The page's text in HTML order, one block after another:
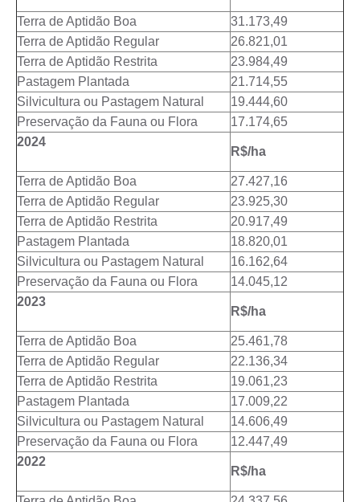
Terra de Aptidão Boa
31.173,49
Terra de Aptidão Regular
26.821,01
Terra de Aptidão Restrita
23.984,49
Pastagem Plantada
21.714,55
Silvicultura ou Pastagem Natural
19.444,60
Preservação da Fauna ou Flora
17.174,65
2024
R$/ha
Terra de Aptidão Boa
27.427,16
Terra de Aptidão Regular
23.925,30
Terra de Aptidão Restrita
20.917,49
Pastagem Plantada
18.820,01
Silvicultura ou Pastagem Natural
16.162,64
Preservação da Fauna ou Flora
14.045,12
2023
R$/ha
Terra de Aptidão Boa
25.461,78
Terra de Aptidão Regular
22.136,34
Terra de Aptidão Restrita
19.061,23
Pastagem Plantada
17.009,22
Silvicultura ou Pastagem Natural
14.606,49
Preservação da Fauna ou Flora
12.447,49
2022
R$/ha